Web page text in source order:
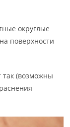
округлые
поверхности
так (возможны